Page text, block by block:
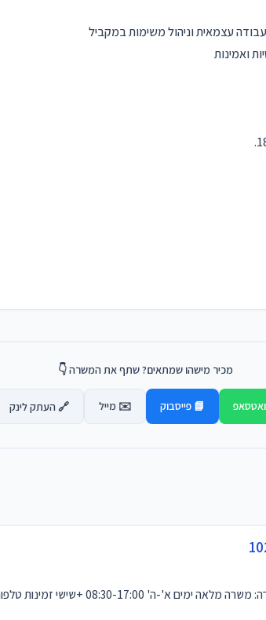
עצמאית וניהול משימות במקביל
ואמינות
מכיר מישהו שמתאים? שתף את המשרה 👇
📘 פייסבוק ✉️ מייל 🔗 העתק לינק
כחלק מהתפקיד ליווי וטיפול מקצוע...